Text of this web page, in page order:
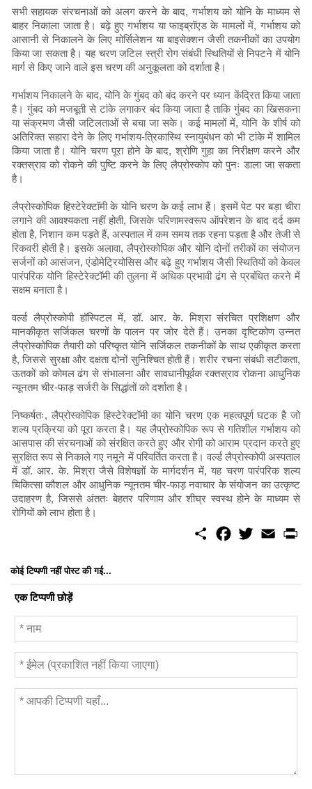
सभी सहायक संरचनाओं को अलग करने के बाद, गर्भाशय को योनि के माध्यम से
बाहर निकाला जाता है। बढ़े हुए गर्भाशय या फाइब्रॉएड के मामलों में, गर्भाशय को
आसानी से निकालने के लिए मोर्सिलेशन या बाइसेक्शन जैसी तकनीकों का उपयोग
किया जा सकता है। यह चरण जटिल स्त्री रोग संबंधी स्थितियों से निपटने में योनि
मार्ग से किए जाने वाले इस चरण की अनुकूलता को दर्शाता है।
गर्भाशय निकालने के बाद, योनि के गुंबद को बंद करने पर ध्यान केंद्रित किया जाता
है। गुंबद को मजबूती से टांके लगाकर बंद किया जाता है ताकि गुंबद का खिसकना
या संक्रमण जैसी जटिलताओं से बचा जा सके। कई मामलों में, योनि के शीर्ष को
अतिरिक्त सहारा देने के लिए गर्भाशय-त्रिकास्थि स्नायुबंधन को भी टांके में शामिल
किया जाता है। योनि चरण पूरा होने के बाद, श्रोणि गुहा का निरीक्षण करने और
रक्तस्राव को रोकने की पुष्टि करने के लिए लैप्रोस्कोप को पुनः डाला जा सकता
है।
लैप्रोस्कोपिक हिस्टेरेक्टॉमी के योनि चरण के कई लाभ हैं। इसमें पेट पर बड़ा चीरा
लगाने की आवश्यकता नहीं होती, जिसके परिणामस्वरूप ऑपरेशन के बाद दर्द कम
होता है, निशान कम पड़ते हैं, अस्पताल में कम समय तक रहना पड़ता है और तेजी से
रिकवरी होती है। इसके अलावा, लैप्रोस्कोपिक और योनि दोनों तरीकों का संयोजन
सर्जनों को आसंजन, एंडोमेट्रियोसिस और बढ़े हुए गर्भाशय जैसी स्थितियों को केवल
पारंपरिक योनि हिस्टेरेक्टॉमी की तुलना में अधिक प्रभावी ढंग से प्रबंधित करने में
सक्षम बनाता है।
वर्ल्ड लैप्रोस्कोपी हॉस्पिटल में, डॉ. आर. के. मिश्रा संरचित प्रशिक्षण और
मानकीकृत सर्जिकल चरणों के पालन पर जोर देते हैं। उनका दृष्टिकोण उन्नत
लैप्रोस्कोपिक तैयारी को परिष्कृत योनि सर्जिकल तकनीकों के साथ एकीकृत करता
है, जिससे सुरक्षा और दक्षता दोनों सुनिश्चित होती हैं। शरीर रचना संबंधी सटीकता,
ऊतकों को कोमल ढंग से संभालना और सावधानीपूर्वक रक्तस्राव रोकना आधुनिक
न्यूनतम चीर-फाड़ सर्जरी के सिद्धांतों को दर्शाता है।
निष्कर्षतः, लैप्रोस्कोपिक हिस्टेरेक्टॉमी का योनि चरण एक महत्वपूर्ण घटक है जो
शल्य प्रक्रिया को पूरा करता है। यह लैप्रोस्कोपिक रूप से गतिशील गर्भाशय को
आसपास की संरचनाओं को संरक्षित करते हुए और रोगी को आराम प्रदान करते हुए
सुरक्षित रूप से निकाले गए नमूने में परिवर्तित करता है। वर्ल्ड लैप्रोस्कोपी अस्पताल
में डॉ. आर. के. मिश्रा जैसे विशेषज्ञों के मार्गदर्शन में, यह चरण पारंपरिक शल्य
चिकित्सा कौशल और आधुनिक न्यूनतम चीर-फाड़ नवाचार के संयोजन का उत्कृष्ट
उदाहरण है, जिससे अंततः बेहतर परिणाम और शीघ्र स्वस्थ होने के माध्यम से
रोगियों को लाभ होता है।
S
o
w
e
E
m
कोई टिप्पणी नहीं पोस्ट की गई...
एक टिप्पणी छोड़ें